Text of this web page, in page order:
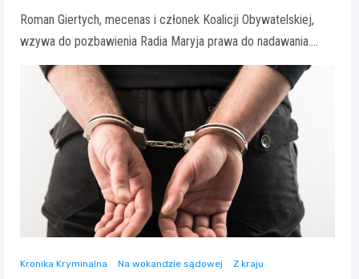
Roman Giertych, mecenas i członek Koalicji Obywatelskiej,
wzywa do pozbawienia Radia Maryja prawa do nadawania.…
Kronika Kryminalna Na wokandzie sądowej Z kraju